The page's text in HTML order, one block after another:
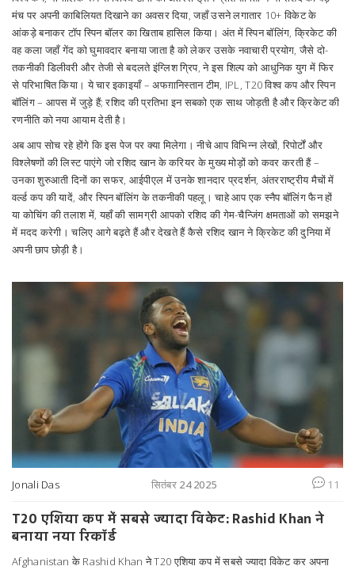
मंच पर अपनी काबिलियत दिखाने का अवसर दिया, जहाँ उसने लगातार 10+ विकेट के
आंकड़े बनाकर टॉप स्पिन बॉलर का खिताब हासिल किया। अंत मेंस्पिन बॉलिंग,क्रिकेट की
वह कला जहाँ गेंद को घुमावदार बनाया जाता हैको लेकर उसके नवाचारी प्रयोग, जैसे दो-
तकनीकी डिलीवरी और तेजी से बदलते इंग्लिश ग्रिप, ने इस शिल्प को आधुनिक युग में फिर
से परिभाषित किया। ये चार इकाइयाँ – अफग़ानिस्तान टीम, IPL, T20 विश्व कप और स्पिन
बॉलिंग – आपस में जुड़े हैं; रशिद की प्रतिभा इन सबको एक साथ जोड़ती है और क्रिकेट की
रणनीति को नया आयाम देती है।
अब आप सोच रहे होंगे कि इस पेज पर क्या मिलेगा। नीचे आप विभिन्न लेखों, रिपोर्टों और
विश्लेषणों की लिस्ट पाएंगे जो रशिद खान के करियर के मुख्य मोड़ों को कवर करती हैं –
उनका शुरुआती दिनों का सफर, आईपीएल में उनके शानदार प्रदर्शन, अंतरराष्ट्रीय मैचों में
वर्ल्ड कप की यादें, और स्पिन बॉलिंग के तकनीकी पहलू। चाहे आप एक स्नैप बॉलिंग फैन हों
या कोचिंग की तलाश में, यहाँ की सामग्री आपको रशिद की गेम-चैन्जिंग क्षमताओं को समझने
में मदद करेगी। चलिए आगे बढ़ते हैं और देखते हैं कैसे रशिद खान ने क्रिकेट की दुनिया में
अपनी छाप छोड़ी है।
Jonali Das सितंबर 24 2025 11
T20 एशिया कप में सबसे ज्यादा विकेट: Rashid Khan ने
बनाया नया रिकॉर्ड
Afghanistan के Rashid Khan ने T20 एशिया कप में सबसे ज्यादा विकेट कर अपना